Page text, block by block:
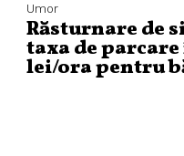
Umor
Răsturnare de
taxa de
lei/ora pentru